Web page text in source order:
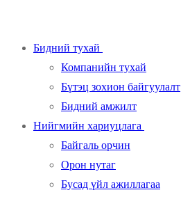
Бидний тухай
Компанийн тухай
Бүтэц зохион байгуулалт
Бидний амжилт
Нийгмийн хариуцлага
Байгаль орчин
Орон нутаг
Бусад үйл ажиллагаа